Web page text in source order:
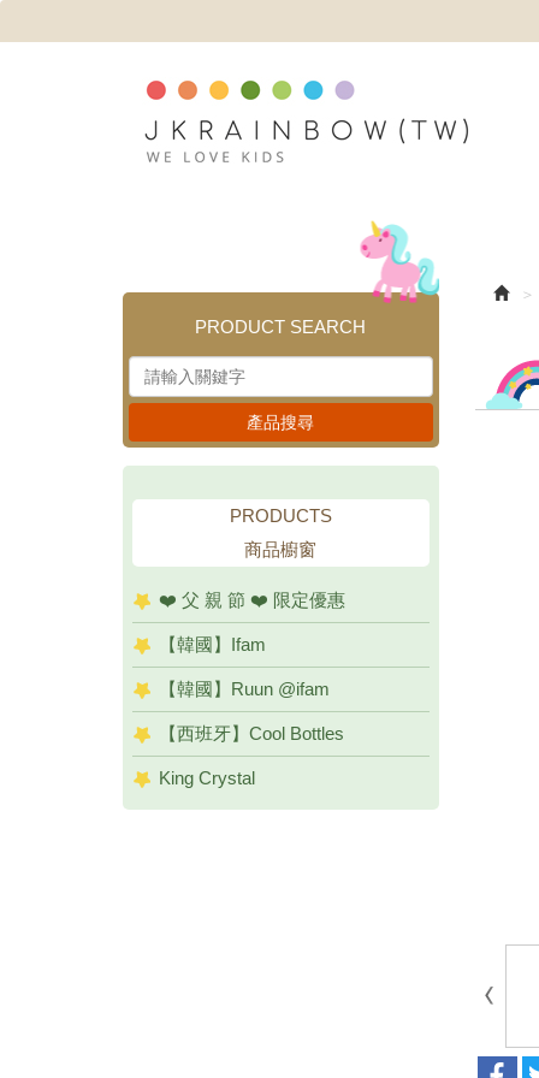
PRODUCT SEARCH
產品搜尋
PRODUCTS
商品櫥窗
❤️ 父 親 節 ❤️ 限定優惠
【韓國】Ifam
【韓國】Ruun @ifam
【西班牙】Cool Bottles
King Crystal